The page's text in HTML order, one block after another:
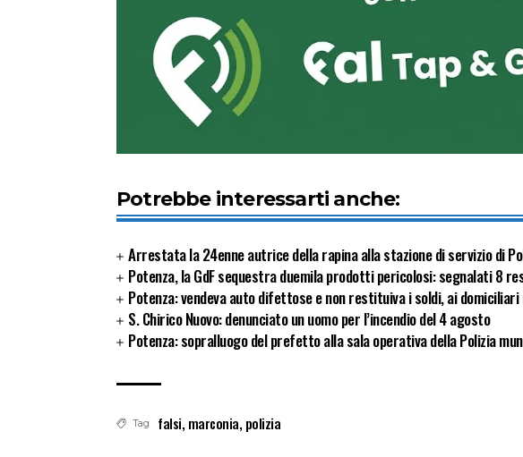
Potrebbe interessarti anche:
Arrestata la 24enne autrice della rapina alla stazione di servizio di
Potenza, la GdF sequestra duemila prodotti pericolosi: segnalati 8
Potenza: vendeva auto difettose e non restituiva i soldi, ai
S. Chirico Nuovo: denunciato un uomo per l’incendio del 4 agosto
Potenza: sopralluogo del prefetto alla sala operativa della Polizia
Tag falsi, marconia, polizia